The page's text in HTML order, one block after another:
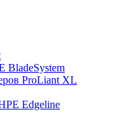
BladeSystem
ProLiant XL
Edgeline